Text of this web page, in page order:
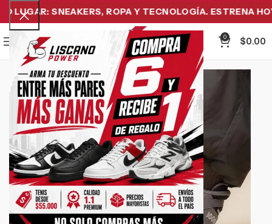
SNEAKERS, ROPA Y TECNOLOGÍA. ESTRENA HOY
Menu
0
$0.00